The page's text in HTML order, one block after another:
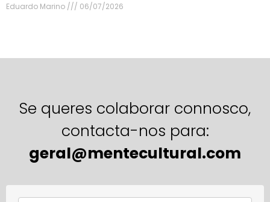
Eduardo Marino 06/07/2026
Se queres colaborar connosco,
contacta-nos para:
geral@mentecultural.com